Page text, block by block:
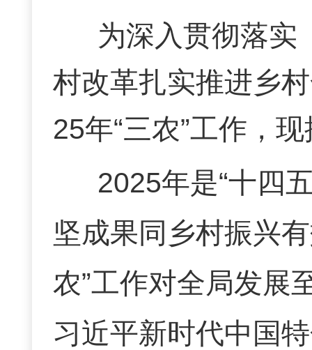
为深入贯彻落实
村改革扎实推进乡
25年“三农”工作，
2025年是“十四
坚成果同乡村振兴
农”工作对全局发展
习近平新时代中国